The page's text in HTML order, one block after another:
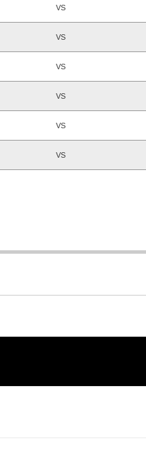
VS
VS
VS
VS
VS
VS